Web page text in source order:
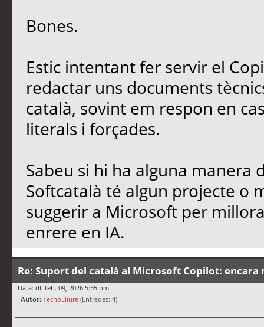
Bones.
Estic intentant fer servir el
redactar uns documents
català, sovint em respon en
literals i forçades.
Sabeu si hi ha alguna manera
Softcatalà té algun projecte o
suggerir a Microsoft per
enrere en IA.
Re: Suport del català al Microsoft Copilot:
Data: dl. feb. 09, 2026 5:55 pm
Autor: TecnoLliure (Entrades: 4)